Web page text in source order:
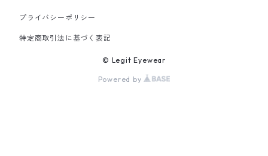
ラウンド
Sewat
Silver
Bracelet
Cap
プライバシーポリシー
特定商取引法に基づく表記
© Legit Eyewear
Powered by